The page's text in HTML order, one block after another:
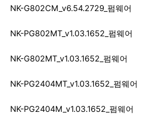
NK-G802CM_v6.54.2729_펌웨어
NK-PG802MT_v1.03.1652_펌웨어
NK-G802MT_v1.03.1652_펌웨어
NK-PG2404MT_v1.03.1652_펌웨어
NK-PG2404M_v1.03.1652_펌웨어